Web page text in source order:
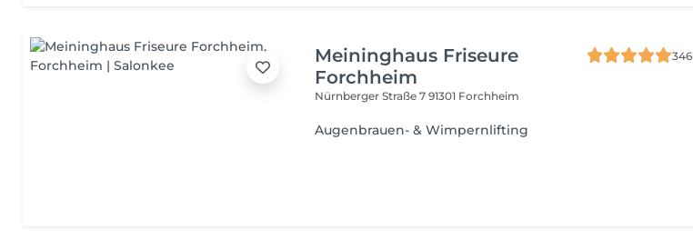
Meininghaus Friseure
Forchheim
346
Nürnberger Straße 791301 Forchheim
Augenbrauen- & Wimpernlifting